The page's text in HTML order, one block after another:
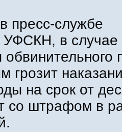
пресс-службе
УФСКН, в случае
обвинительного
грозит
на срок от
со штрафом в